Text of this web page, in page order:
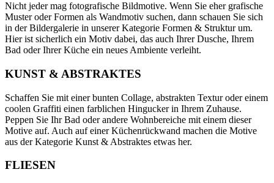
Nicht jeder mag fotografische Bildmotive. Wenn Sie eher grafische
Muster oder Formen als Wandmotiv suchen, dann schauen Sie sich
in der Bildergalerie in unserer Kategorie Formen & Struktur um.
Hier ist sicherlich ein Motiv dabei, das auch Ihrer Dusche, Ihrem
Bad oder Ihrer Küche ein neues Ambiente verleiht.
KUNST & ABSTRAKTES
Schaffen Sie mit einer bunten Collage, abstrakten Textur oder einem
coolen Graffiti einen farblichen Hingucker in Ihrem Zuhause.
Peppen Sie Ihr Bad oder andere Wohnbereiche mit einem dieser
Motive auf. Auch auf einer Küchenrückwand machen die Motive
aus der Kategorie Kunst & Abstraktes etwas her.
FLIESEN